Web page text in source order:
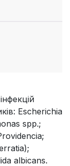
Escherichia
spp.;
albicans.